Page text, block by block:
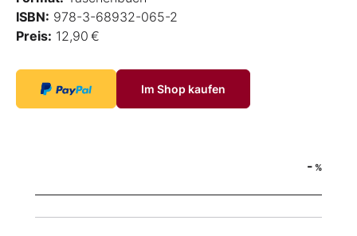
ISBN: 978-3-68932-065-2
Preis: 12,90 €
Im Shop kaufen
- %